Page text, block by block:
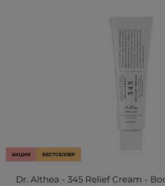
АКЦИЯ БЕСТСЕЛЛЕР
Dr. Althea - 345 Relief Cream -